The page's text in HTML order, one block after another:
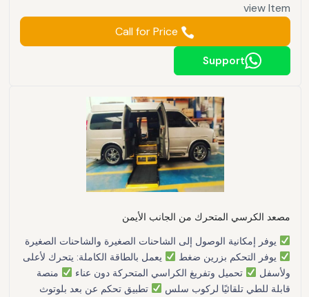
view Item
Support
مصعد الكرسي المتحرك من الجانب الأيمن
يوفر إمكانية الوصول إلى الشاحنات الصغيرة والشاحنات الصغيرة
يوفر التحكم بزرين ضغط
يعمل بالطاقة الكاملة: يتحرك لأعلى
ولأسفل
تحميل وتفريغ الكراسي المتحركة دون عناء
منصة
قابلة للطي تلقائيًا لركوب سلس
تطبيق تحكم عن بعد بلوتوث